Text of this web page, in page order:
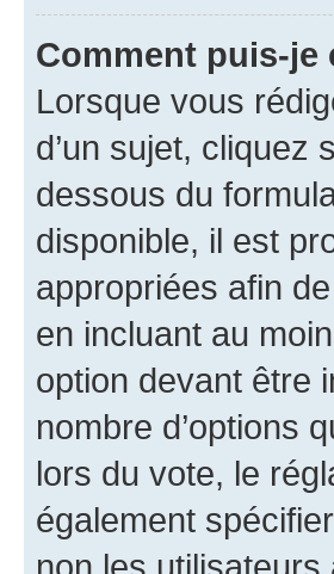
Comment puis-je
Lorsque vous
d’un sujet, cliquez
dessous du
disponible, il est
appropriées afin
en incluant au
option devant être
nombre d’options
lors du vote, le
également
non les